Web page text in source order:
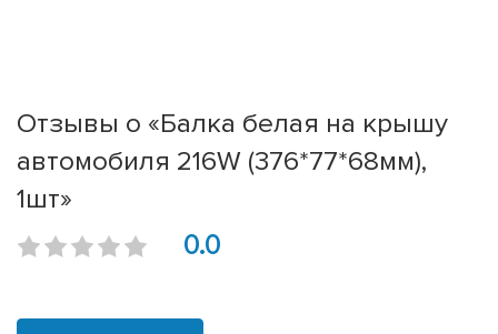
Отзывы о «Балка белая на крышу
автомобиля 216W (376*77*68мм),
1шт»
0.0